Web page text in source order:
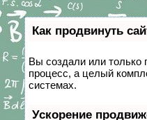
Как продвинуть
Вы создали или только
процесс, а целый
системах.
Ускорение